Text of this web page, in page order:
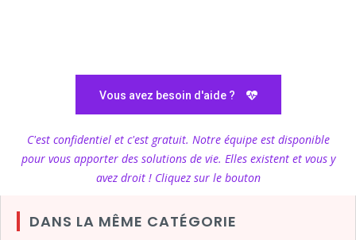
Vous avez besoin d'aide ?
C'est confidentiel et c'est gratuit. Notre équipe est disponible
pour vous apporter des solutions de vie. Elles existent et vous y
avez droit ! Cliquez sur le bouton
DANS LA MÊME CATÉGORIE